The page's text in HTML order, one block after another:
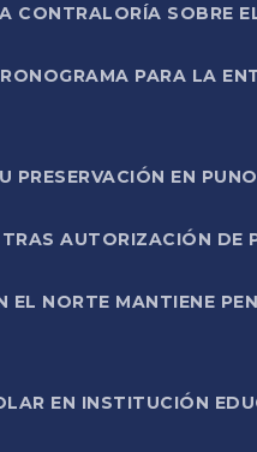
SOBRE
PARA LA
PRESERVACIÓN EN PUNO
AUTORIZACIÓN DE
EL NORTE MANTIENE
EN INSTITUCIÓN